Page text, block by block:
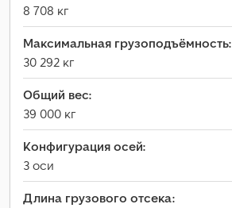
8 708 кг
Максимальная грузоподъёмность:
30 292 кг
Общий вес:
39 000 кг
Конфигурация осей:
3 оси
Длина грузового отсека: